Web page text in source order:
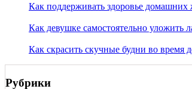
Как поддерживать здоровье домашних
Как девушке самостоятельно уложить
Как скрасить скучные будни во
Рубрики